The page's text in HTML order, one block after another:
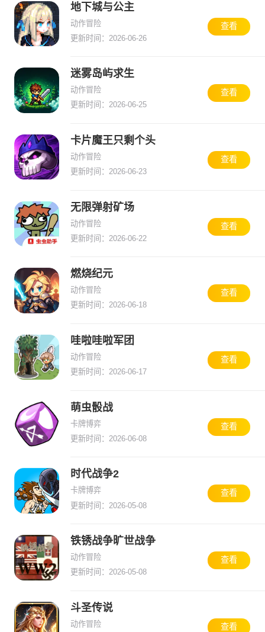
地下城与公主
动作冒险
更新时间：2026-06-26
查看
迷雾岛屿求生
动作冒险
更新时间：2026-06-25
查看
卡片魔王只剩个头
动作冒险
更新时间：2026-06-23
查看
无限弹射矿场
动作冒险
更新时间：2026-06-22
查看
燃烧纪元
动作冒险
更新时间：2026-06-18
查看
哇啦哇啦军团
动作冒险
更新时间：2026-06-17
查看
萌虫骰战
卡牌博弈
更新时间：2026-06-08
查看
时代战争2
卡牌博弈
更新时间：2026-05-08
查看
铁锈战争旷世战争
动作冒险
更新时间：2026-05-08
查看
斗圣传说
动作冒险
查看